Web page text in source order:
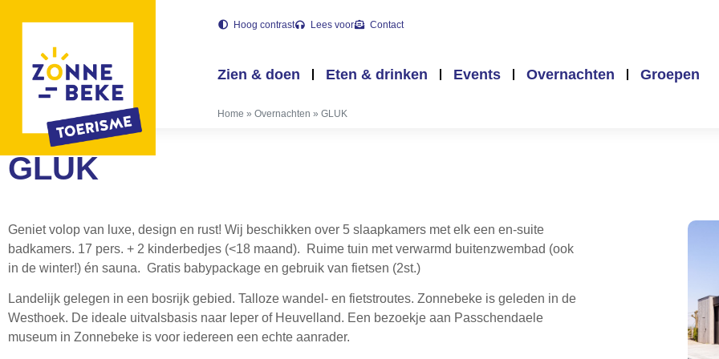
Hoog contrast Lees voor Contact
Zien & doen Eten & drinken Events Overnachten Groepen
Home » Overnachten » GLUK
GLUK
Geniet volop van luxe, design en rust! Wij beschikken over 5 slaapkamers met elk een en-suite
badkamers. 17 pers. + 2 kinderbedjes (<18 maand). Ruime tuin met verwarmd buitenzwembad (ook
in de winter!) én sauna. Gratis babypackage en gebruik van fietsen (2st.)
Landelijk gelegen in een bosrijk gebied. Talloze wandel- en fietstroutes. Zonnebeke is geleden in de
Westhoek. De ideale uitvalsbasis naar Ieper of Heuvelland. Een bezoekje aan Passchendaele
museum in Zonnebeke is voor iedereen een echte aanrader.